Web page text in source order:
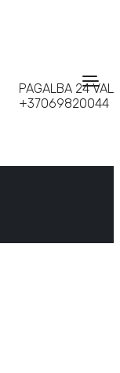
PAGALBA 24 VAL
+37069820044